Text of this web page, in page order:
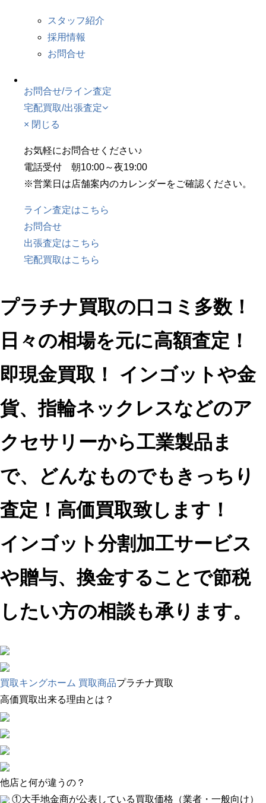
スタッフ紹介
採用情報
お問合せ
お問合せ/ライン査定
宅配買取/出張査定
× 閉じる
お気軽にお問合せください♪
電話受付 朝10:00～夜19:00
※営業日は店舗案内のカレンダーをご確認ください。
ライン査定はこちら
お問合せ
出張査定はこちら
宅配買取はこちら
プラチナ買取の口コミ多数！
日々の相場を元に高額査定！
即現金買取！
インゴットや金
貨、指輪ネックレスなどのア
クセサリーから工業製品ま
で、どんなものでもきっちり
査定！高価買取致します！
インゴット分割加工サービス
や贈与、換金することで節税
したい方の相談も承ります。
買取キングホーム 買取商品プラチナ買取
高価買取出来る理由とは？
他店と何が違うの？
①大手地金商が公表している買取価格（業者・一般向け）